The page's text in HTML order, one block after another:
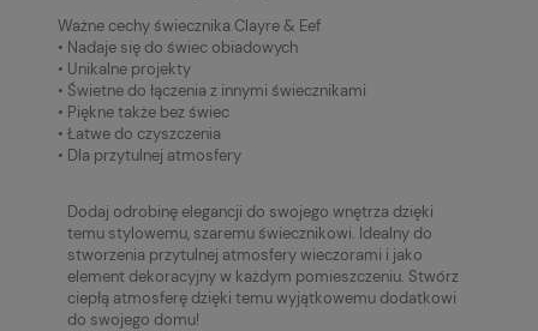
Ważne cechy świecznika Clayre & Eef
• Nadaje się do świec obiadowych
• Unikalne projekty
• Świetne do łączenia z innymi świecznikami
• Piękne także bez świec
• Łatwe do czyszczenia
• Dla przytulnej atmosfery
Dodaj odrobinę elegancji do swojego wnętrza dzięki
temu stylowemu, szaremu świecznikowi. Idealny do
stworzenia przytulnej atmosfery wieczorami i jako
element dekoracyjny w każdym pomieszczeniu. Stwórz
ciepłą atmosferę dzięki temu wyjątkowemu dodatkowi
do swojego domu!